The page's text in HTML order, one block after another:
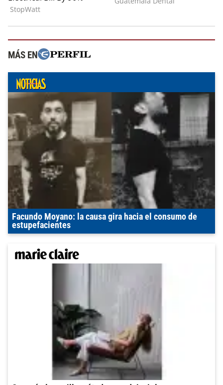
MÁS EN
Facundo Moyano: la causa gira hacia el consumo de
estupefacientes